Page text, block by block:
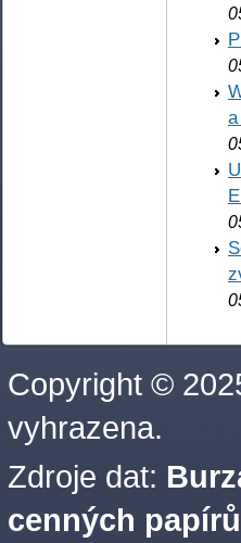
Copyright ©
vyhrazena.
Zdroje dat:
cenných